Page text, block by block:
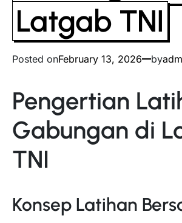
Latgab TNI
Posted onFebruary 13, 2026 by
Pengertian
Gabungan di
TNI
Konsep Latihan